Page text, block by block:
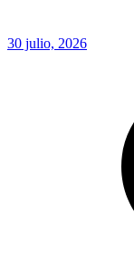
30 julio, 2026